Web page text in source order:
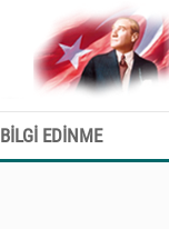
BİLGİ EDİNME